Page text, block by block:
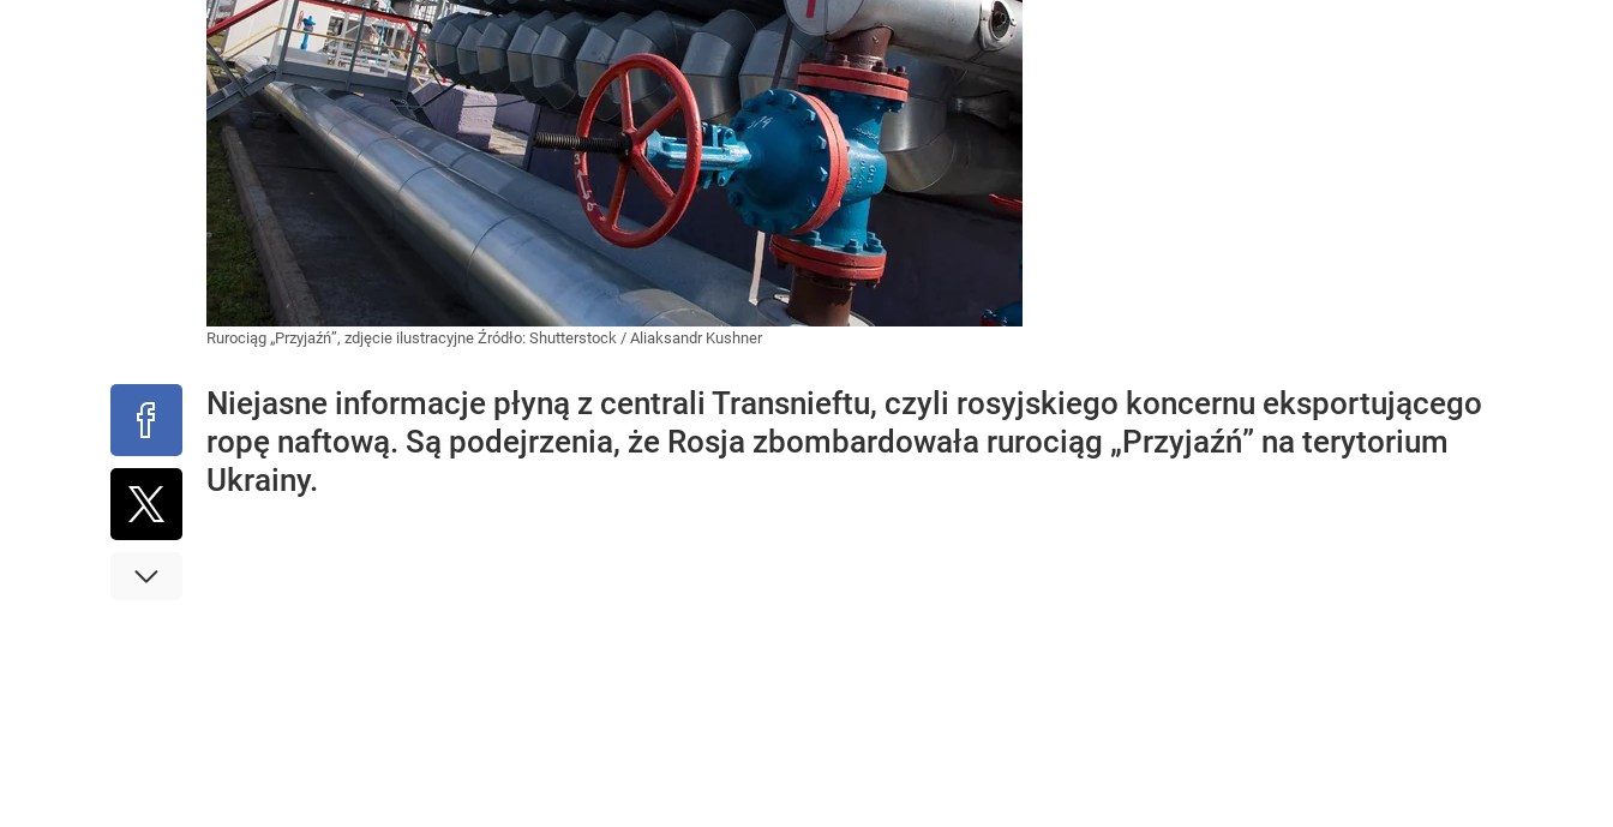
Rurociąg „Przyjaźń”, zdjęcie ilustracyjne Źródło: Shutterstock / Aliaksandr Kushner
Niejasne informacje płyną z centrali Transnieftu, czyli rosyjskiego koncernu eksportującego
ropę naftową. Są podejrzenia, że Rosja zbombardowała rurociąg „Przyjaźń” na terytorium
Ukrainy.